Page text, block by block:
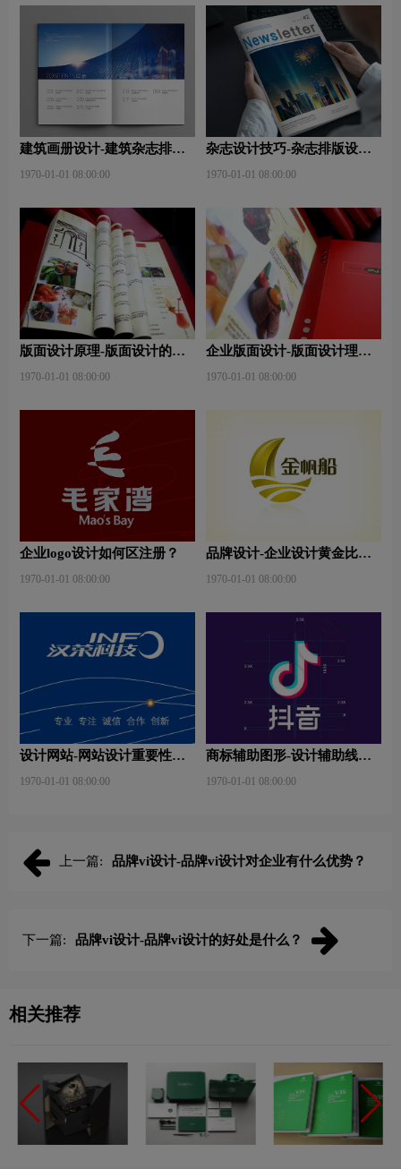
建筑画册设计-建筑杂志排版
用？
1970-01-01 08:00:00
杂志设计技巧-杂志排版设计
1970-01-01 08:00:00
版面设计原理-版面设计的原
1970-01-01 08:00:00
企业版面设计-版面设计理
1970-01-01 08:00:00
企业logo设计如何区注册？
1970-01-01 08:00:00
品牌设计-企业设计黄金比例
1970-01-01 08:00:00
设计网站-网站设计重要性是
1970-01-01 08:00:00
商标辅助图形-设计辅助线是
1970-01-01 08:00:00
上一篇: 品牌vi设计-品牌vi设计对企业有什么优势？
下一篇: 品牌vi设计-品牌vi设计的好处是什么？
相关推荐